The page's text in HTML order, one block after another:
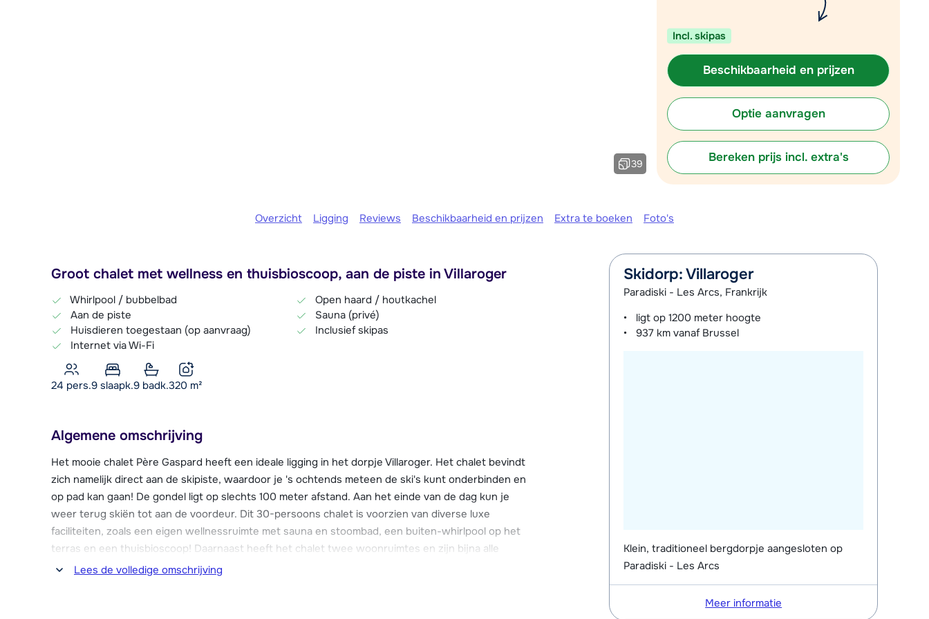
We zijn er vandaag om 09:00 uur.
Chat met wintersportspecialist
Bel ons via 03 3037838
39
Incl. skipas
Beschikbaarheid en prijzen
Optie aanvragen
Bereken prijs incl. extra's
Overzicht Ligging Reviews Beschikbaarheid en prijzen Extra te boeken Foto's
Groot chalet met wellness en thuisbioscoop, aan de piste in Villaroger
Whirlpool / bubbelbad
Aan de piste
Huisdieren toegestaan (op aanvraag)
Internet via Wi-Fi
Open haard / houtkachel
Sauna (privé)
Inclusief skipas
24 pers.9 slaapk.9 badk.320 m²
Algemene omschrijving
Het mooie chalet Père Gaspard heeft een ideale ligging in het dorpje Villaroger. Het chalet bevindt
zich namelijk direct aan de skipiste, waardoor je 's ochtends meteen de ski's kunt onderbinden en
op pad kan gaan! De gondel ligt op slechts 100 meter afstand. Aan het einde van de dag kun je
weer terug skiën tot aan de voordeur. Dit 30-persoons chalet is voorzien van diverse luxe
faciliteiten, zoals een eigen wellnessruimte met sauna en stoombad, een buiten-whirlpool op het
terras en een thuisbioscoop! Daarnaast heeft het chalet twee woonruimtes en zijn bijna alle
slaapkamers voorzien van een en-suite badkamer.
Lees de volledige omschrijving
Skidorp: Villaroger
Paradiski - Les Arcs, Frankrijk
ligt op1200 meter hoogte
937 km vanaf Brussel
Klein, traditioneel bergdorpje aangesloten op
Paradiski - Les Arcs
Meer informatie